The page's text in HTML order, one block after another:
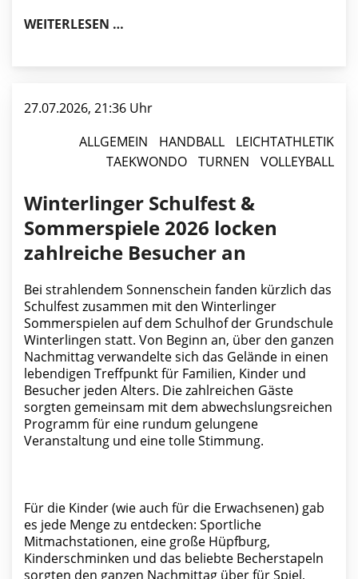
WEITERLESEN …
27.07.2026, 21:36 Uhr
ALLGEMEIN
HANDBALL
LEICHTATHLETIK
TAEKWONDO
TURNEN VOLLEYBALL
Winterlinger Schulfest &
Sommerspiele 2026 locken
zahlreiche Besucher an
Bei strahlendem Sonnenschein fanden kürzlich das
Schulfest zusammen mit den Winterlinger
Sommerspielen auf dem Schulhof der Grundschule
Winterlingen statt. Von Beginn an, über den ganzen
Nachmittag verwandelte sich das Gelände in einen
lebendigen Treffpunkt für Familien, Kinder und
Besucher jeden Alters. Die zahlreichen Gäste
sorgten gemeinsam mit dem abwechslungsreichen
Programm für eine rundum gelungene
Veranstaltung und eine tolle Stimmung.
Für die Kinder (wie auch für die Erwachsenen) gab
es jede Menge zu entdecken: Sportliche
Mitmachstationen, eine große Hüpfburg,
Kinderschminken und das beliebte Becherstapeln
sorgten den ganzen Nachmittag über für Spiel,